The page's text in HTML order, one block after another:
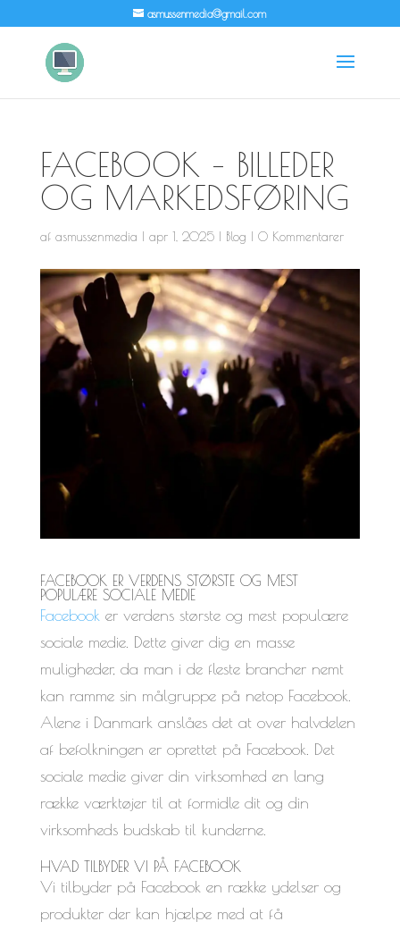
asmussenmedia@gmail.com
FACEBOOK – BILLEDER
OG MARKEDSFØRING
af asmussenmedia apr 1, 2025| Blog 0 Kommentarer
FACEBOOK ER VERDENS STØRSTE OG MEST
POPULÆRE SOCIALE MEDIE
Facebooker verdens største og mest populære
sociale medie. Dette giver dig en masse
muligheder, da man i de fleste brancher nemt
kan ramme sin målgruppe på netop Facebook.
Alene i Danmark anslåes det at over halvdelen
af befolkningen er oprettet på Facebook. Det
sociale medie giver din virksomhed en lang
række værktøjer til at formidle dit og din
virksomheds budskab til kunderne.
HVAD TILBYDER VI PÅ FACEBOOK
Vi tilbyder på Facebook en række ydelser og
produkter der kan hjælpe med at få